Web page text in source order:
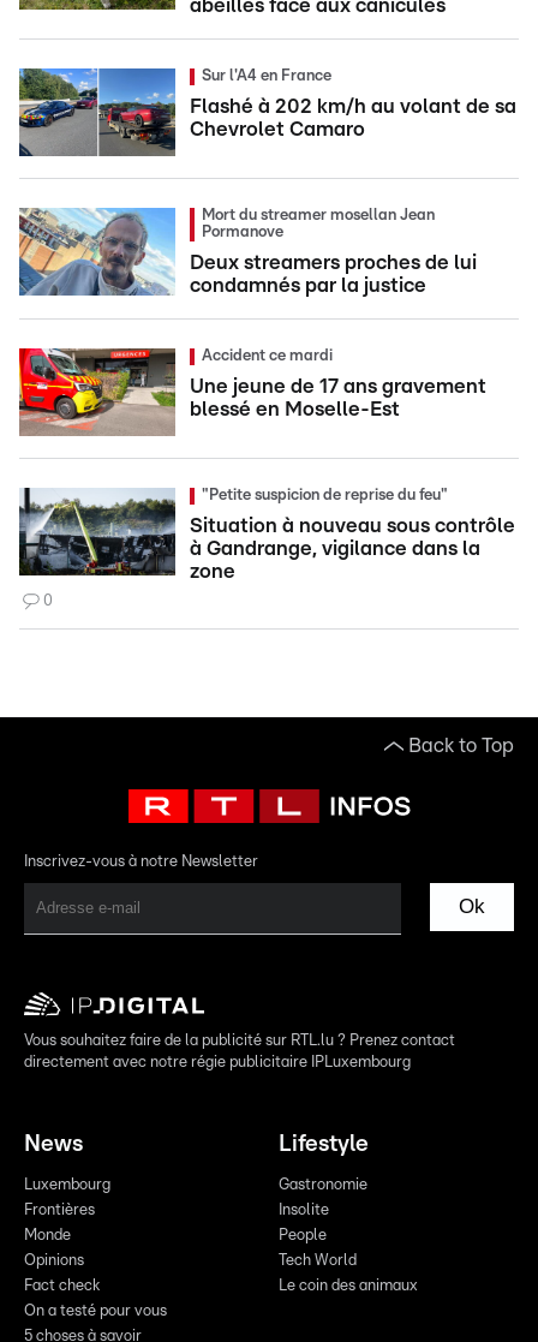
abeilles face aux canicules
Sur l'A4 en France
Flashé à 202 km/h au volant de sa
Chevrolet Camaro
Mort du streamer mosellan Jean
Pormanove
Deux streamers proches de lui
condamnés par la justice
Accident ce mardi
Une jeune de 17 ans gravement
blessé en Moselle-Est
"Petite suspicion de reprise du feu"
Situation à nouveau sous contrôle
à Gandrange, vigilance dans la
zone
0
Back to Top
Inscrivez-vous à notre Newsletter
Ok
Vous souhaitez faire de la publicité sur RTL.lu ? Prenez contact
directement avec notre régie publicitaire IPLuxembourg
News
Luxembourg
Frontières
Monde
Opinions
Fact check
On a testé pour vous
5 choses à savoir
Lifestyle
Gastronomie
Insolite
People
Tech World
Le coin des animaux